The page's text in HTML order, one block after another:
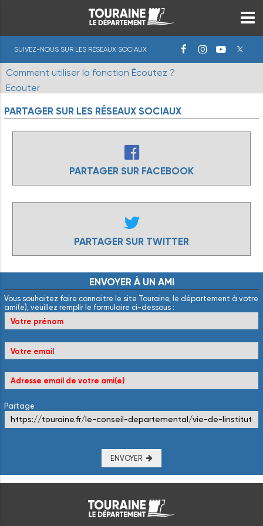
SUIVEZ-NOUS SUR LES RÉSEAUX SOCIAUX
Comment utiliser la fonction Écoutez ?
Ecouter
PARTAGER SUR LES RÉSEAUX SOCIAUX
PARTAGER SUR FACEBOOK
PARTAGER SUR TWITTER
ENVOYER À UN AMI
Vous souhaitez faire connaitre le site Touraine, le département à votre
ami(e), veuillez remplir le formulaire ci-dessous :
Partage
ENVOYER